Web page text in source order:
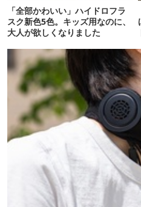
「全部かわいい」ハイドロフラ
スク新色5色。キッズ用なのに、
大人が欲しくなりました